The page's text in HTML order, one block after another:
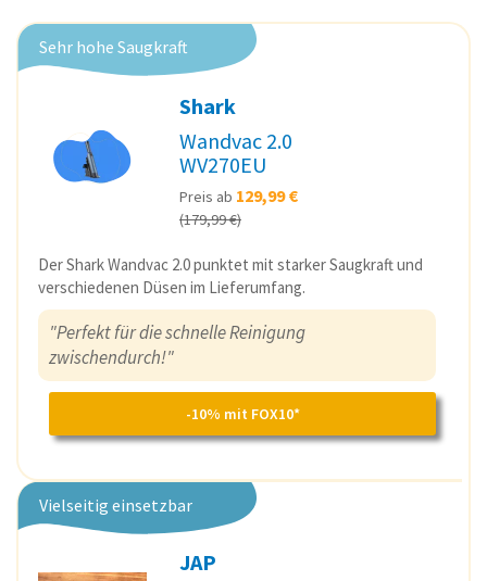
Sehr hohe Saugkraft
Shark
Wandvac 2.0
WV270EU
Preis ab 129,99 €
(179,99 €)
Der Shark Wandvac 2.0 punktet mit starker Saugkraft und
verschiedenen Düsen im Lieferumfang.
"Perfekt für die schnelle Reinigung
zwischendurch!"
-10% mit FOX10*
Vielseitig einsetzbar
JAP